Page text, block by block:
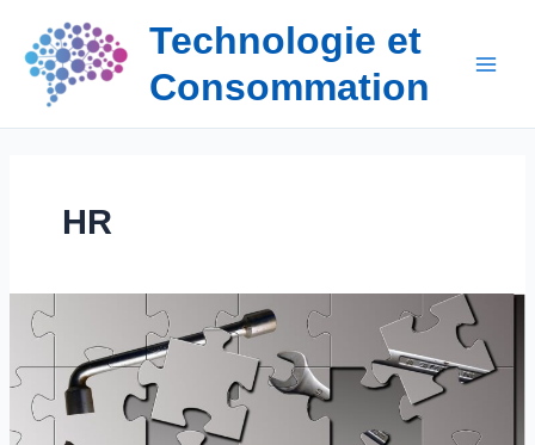
contenu
Technologie et
Consommation
HR